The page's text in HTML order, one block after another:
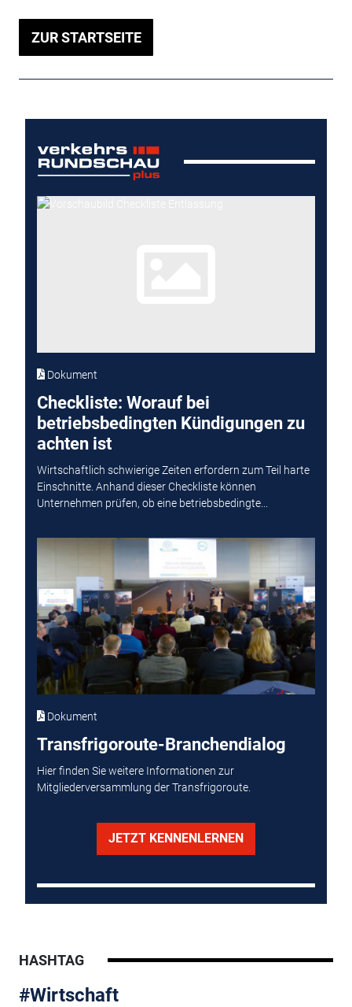
ZUR STARTSEITE
Dokument
Checkliste: Worauf bei
betriebsbedingten Kündigungen zu
achten ist
Wirtschaftlich schwierige Zeiten erfordern zum Teil harte
Einschnitte. Anhand dieser Checkliste können
Unternehmen prüfen, ob eine betriebsbedingte...
Dokument
Transfrigoroute-Branchendialog
Hier finden Sie weitere Informationen zur
Mitgliederversammlung der Transfrigoroute.
JETZT KENNENLERNEN
HASHTAG
#Wirtschaft